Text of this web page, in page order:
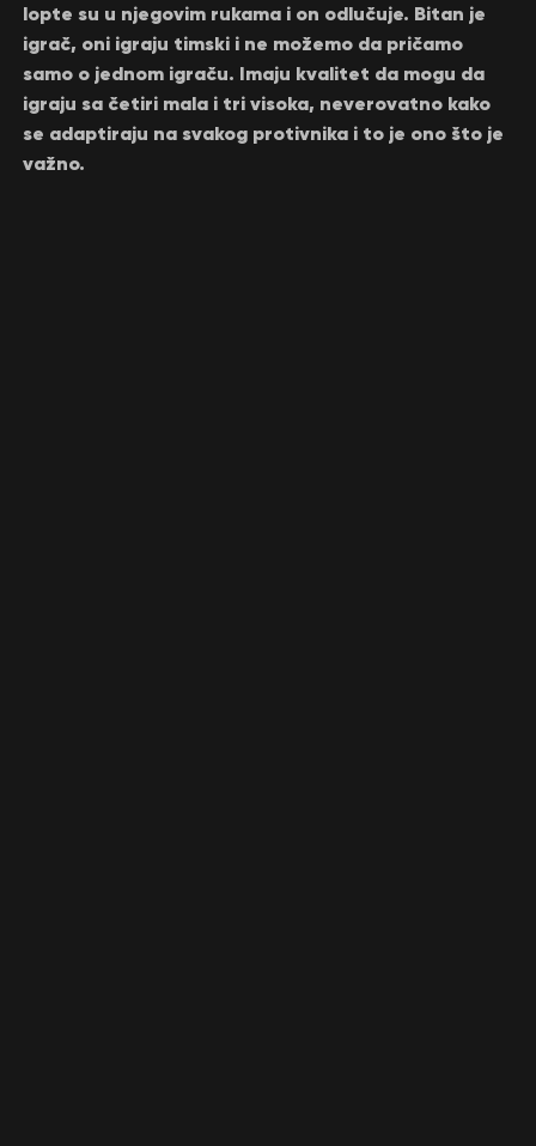
lopte su u njegovim rukama i on odlučuje. Bitan je
igrač, oni igraju timski i ne možemo da pričamo
samo o jednom igraču. Imaju kvalitet da mogu da
igraju sa četiri mala i tri visoka, neverovatno kako
se adaptiraju na svakog protivnika i to je ono što je
važno.